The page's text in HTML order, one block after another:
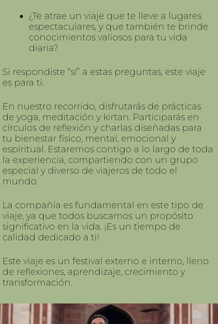
¿Te atrae un viaje que te lleve a lugares
espectaculares, y que también te brinde
conocimientos valiosos para tu vida
diaria?
Si respondiste “sí” a estas preguntas, este viaje
es para ti.
En nuestro recorrido, disfrutarás de prácticas
de yoga, meditación y kirtan. Participarás en
círculos de reflexión y charlas diseñadas para
tu bienestar físico, mental, emocional y
espiritual. Estaremos contigo a lo largo de toda
la experiencia, compartiendo con un grupo
especial y diverso de viajeros de todo el
mundo.
La compañía es fundamental en este tipo de
viaje, ya que todos buscamos un propósito
significativo en la vida. ¡Es un tiempo de
calidad dedicado a ti!
Este viaje es un festival externo e interno, lleno
de reflexiones, aprendizaje, crecimiento y
transformación.